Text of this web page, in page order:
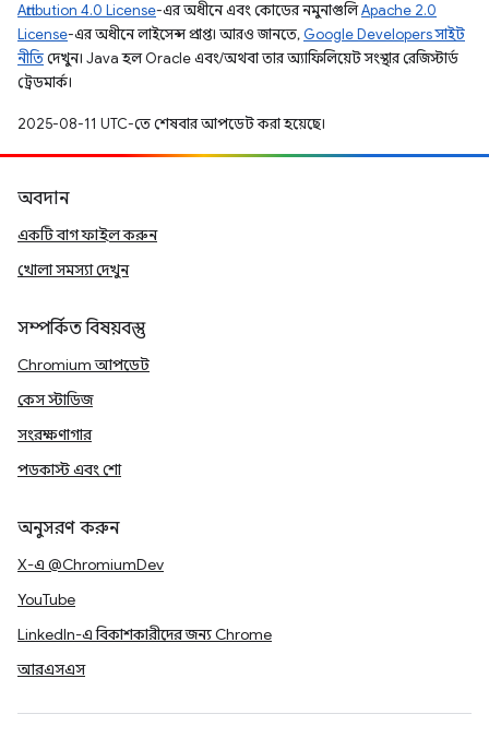
Attribution 4.0 License-এর অধীনে এবং কোডের নমুনাগুলিApache 2.0
License-এর অধীনে লাইসেন্স প্রাপ্ত। আরও জানতে, Google Developers সাইট
নীতিদেখুন। Java হল Oracle এবং/অথবা তার অ্যাফিলিয়েট সংস্থার রেজিস্টার্ড
ট্রেডমার্ক।
2025-08-11 UTC-তে শেষবার আপডেট করা হয়েছে।
অবদান
একটি বাগ ফাইল করুন
খোলা সমস্যা দেখুন
সম্পর্কিত বিষয়বস্তু
Chromium আপডেট
কেস স্টাডিজ
সংরক্ষণাগার
পডকাস্ট এবং শো
অনুসরণ করুন
X-এ @ChromiumDev
YouTube
LinkedIn-এ বিকাশকারীদের জন্য Chrome
আরএসএস